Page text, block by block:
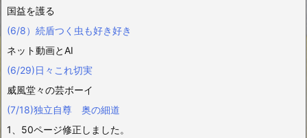
国益を護る
(6/8）続盾つく虫も好き好き
ネット動画とAI
(6/29)日々これ切実
威風堂々の芸ボーイ
(7/18)独立自尊 奥の細道
1、50ページ修正しました。